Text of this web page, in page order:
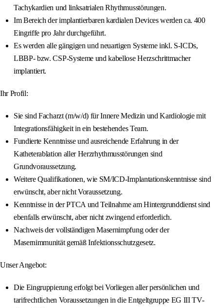
Tachykardien und linksatrialen Rhythmusstörungen.
Im Bereich der implantierbaren kardialen Devices werden ca. 400
Eingriffe pro Jahr durchgeführt.
Es werden alle gängigen und neuartigen Systeme inkl. S-ICDs,
LBBP- bzw. CSP-Systeme und kabellose Herzschrittmacher
implantiert.
Ihr Profil:
Sie sind Facharzt (m/w/d) für Innere Medizin und Kardiologie mit
Integrationsfähigkeit in ein bestehendes Team.
Fundierte Kenntnisse und ausreichende Erfahrung in der
Katheterablation aller Herzrhythmusstörungen sind
Grundvoraussetzung.
Weitere Qualifikationen, wie SM/ICD-Implantationskenntnisse sind
erwünscht, aber nicht Voraussetzung.
Kenntnisse in der PTCA und Teilnahme am Hintergrunddienst sind
ebenfalls erwünscht, aber nicht zwingend erforderlich.
Nachweis der vollständigen Masernimpfung oder der
Masernimmunität gemäß Infektionsschutzgesetz.
Unser Angebot:
Die Eingruppierung erfolgt bei Vorliegen aller persönlichen und
tarifrechtlichen Voraussetzungen in die Entgeltgruppe EG III TV-